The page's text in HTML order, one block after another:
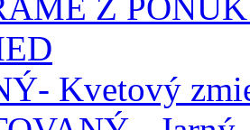
Z
Kvetový